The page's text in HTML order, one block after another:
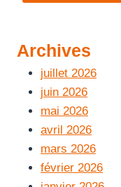
Archives
juillet 2026
juin 2026
mai 2026
avril 2026
mars 2026
février 2026